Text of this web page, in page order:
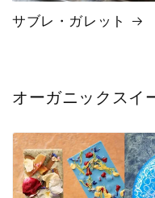
サブレ・ガレット
オーガニックスイ